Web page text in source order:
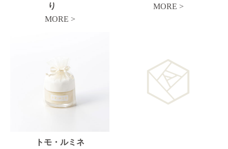
り
MORE >
MORE >
トモ・ルミネ